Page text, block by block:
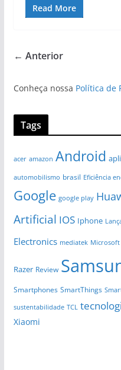
Read More
← Anterior
Conheça nossa Política de
Tags
acer amazon Android
automobilismo brasil Eficiência
Google google play
Artificial IOS Iphone
Electronics mediatek Microsoft
Razer Review
Smartphones SmartThings
sustentabilidade TCL
Xiaomi